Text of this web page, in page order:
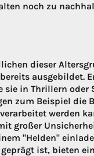
noch zu
dieser
ausgebildet.
sie in Thrillern
zum Beispiel die
werden
großer
"Helden"
ist, bieten